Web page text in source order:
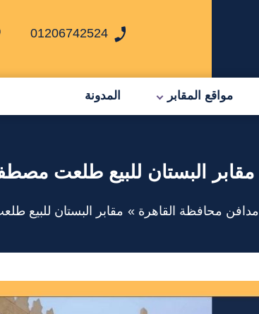
01206742524
مواقع المقابر المدونة
مقابر البستان للبيع طلعت
مدافن محافظة القاهرة مقابر البستان للبيع